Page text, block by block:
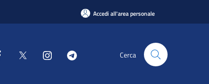
Accedi all'area personale
Cerca